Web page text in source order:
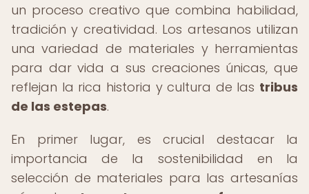
un proceso creativo que combina habilidad,
tradición y creatividad. Los artesanos utilizan
una variedad de materiales y herramientas
para dar vida a sus creaciones únicas, que
reflejan la rica historia y cultura de las tribus
de las estepas.
En primer lugar, es crucial destacar la
importancia de la sostenibilidad en la
selección de materiales para las artesanías